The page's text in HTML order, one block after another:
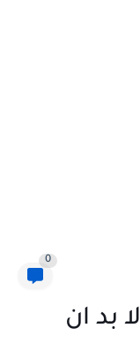
0
افضل تطبيقات 2023 لا بد ان